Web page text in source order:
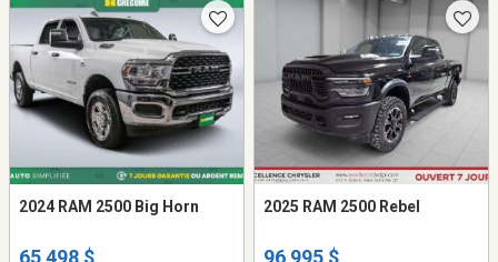
2024 RAM 2500 Big Horn 2025 RAM 2500 Rebel